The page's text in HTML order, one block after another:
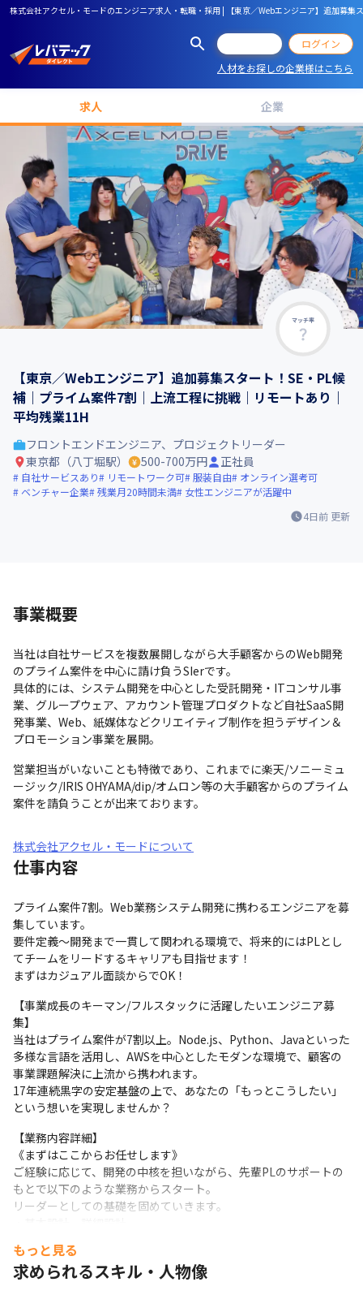
株式会社アクセル・モードのエンジニア求人・転職・採用 | 【東京／Webエンジニア】追加募
ログイン
人材をお探しの企業様はこちら
求人 企業
マッチ率
【東京／Webエンジニア】追加募集スタート！SE・PL候
補｜プライム案件7割｜上流工程に挑戦｜リモートあり｜
平均残業11H
4日前 更新
フロントエンドエンジニア、プロジェクトリーダー
東京都（八丁堀駅）
500-700万円 正社員
自社サービスあり リモートワーク可 服装自由
オンライン選考可
ベンチャー企業 残業月20時間未満 女性エンジニアが活躍中
事業概要
当社は自社サービスを複数展開しながら大手顧客からのWeb開発
のプライム案件を中心に請け負うSIerです。
具体的には、システム開発を中心とした受託開発・ITコンサル事
業、グループウェア、アカウント管理プロダクトなど自社SaaS開
発事業、Web、紙媒体などクリエイティブ制作を担うデザイン＆
プロモーション事業を展開。
営業担当がいないことも特徴であり、これまでに楽天/ソニーミュ
ージック/IRIS OHYAMA/dip/オムロン等の大手顧客からのプライム
案件を請負うことが出来ております。
株式会社アクセル・モードについて
仕事内容
プライム案件7割。Web業務システム開発に携わるエンジニアを募
集しています。
要件定義～開発まで一貫して関われる環境で、将来的にはPLとし
てチームをリードするキャリアも目指せます！
まずはカジュアル面談からでOK！
【事業成長のキーマン/フルスタックに活躍したいエンジニア募
集】
当社はプライム案件が7割以上。Node.js、Python、Javaといった
多様な言語を活用し、AWSを中心としたモダンな環境で、顧客の
事業課題解決に上流から携われます。
17年連続黒字の安定基盤の上で、あなたの「もっとこうしたい」
という想いを実現しませんか？
【業務内容詳細】
《まずはここからお任せします》
ご経験に応じて、開発の中核を担いながら、先輩PLのサポートの
もとで以下のような業務からスタート。
リーダーとしての基礎を固めていきます。
・小規模チームでのタスク管理、メンバーサポート
もっと見る
求められるスキル・人物像